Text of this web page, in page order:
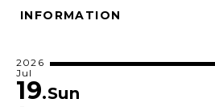
INFORMATION
2026
Jul
19.Sun